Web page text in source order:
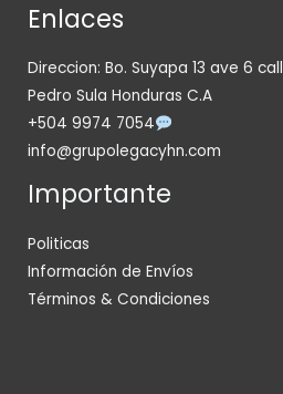
Enlaces
Direccion: Bo. Suyapa 13 ave 6
Pedro Sula Honduras C.A
+504 9974 7054
info@grupolegacyhn.com
Importante
Politicas
Información de Envíos
Términos & Condiciones